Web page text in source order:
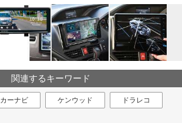
関連するキーワード
カーナビ ケンウッド ドラレコ